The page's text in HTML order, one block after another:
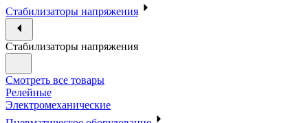
Стабилизаторы напряжения
Стабилизаторы напряжения
Смотреть все товары
Релейные
Электромеханические